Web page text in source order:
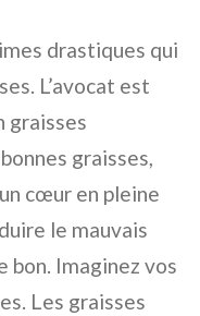
drastiques qui
L’avocat est
graisses
graisses,
cœur en pleine
le mauvais
bon. Imaginez vos
Les graisses